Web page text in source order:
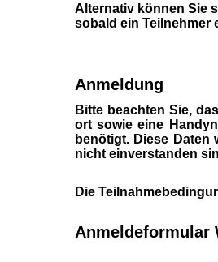
Alternativ können Sie
sobald ein Teilnehmer
Anmeldung
Bitte beachten Sie,
ort sowie eine
benötigt. Diese
nicht einverstanden
Die
Anmeldeformular